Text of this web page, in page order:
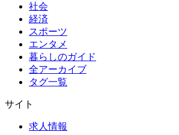
社会
経済
スポーツ
エンタメ
暮らしのガイド
全アーカイブ
タグ一覧
サイト
求人情報